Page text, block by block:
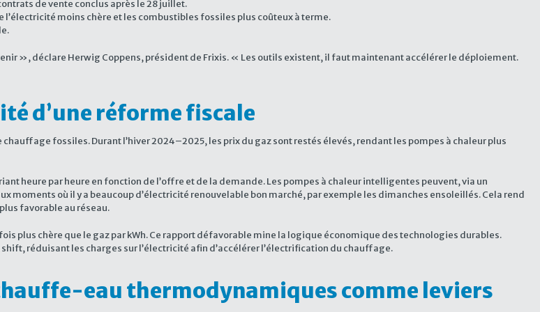
de vente conclus après le 28 juillet.
moins chère et les combustibles fossiles plus coûteux à terme.
», déclare Herwig Coppens, président de Frixis. « Les outils existent, il faut maintenant accélérer le déploiement.
d’une réforme fiscale
fossiles. Durant l’hiver 2024–2025, les prix du gaz sont restés élevés, rendant les pompes à chaleur plus
heure par heure en fonction de l’offre et de la demande. Les pompes à chaleur intelligentes peuvent, via un
où il y a beaucoup d’électricité renouvelable bon marché, par exemple les dimanches ensoleillés. Cela rend
favorable au réseau.
plus chère que le gaz par kWh. Ce rapport défavorable mine la logique économique des technologies durables.
réduisant les charges sur l’électricité afin d’accélérer l’électrification du chauffage.
eau thermodynamiques comme leviers